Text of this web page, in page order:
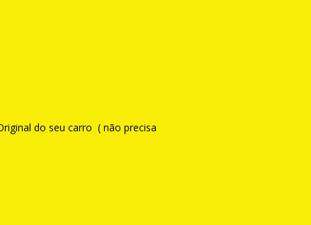
do seu carro ( não precisa